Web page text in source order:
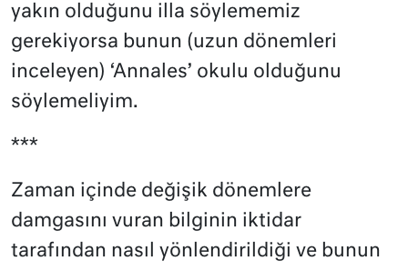
yakın olduğunu illa söylememiz
gerekiyorsa bunun (uzun dönemleri
inceleyen) ‘Annales’ okulu olduğunu
söylemeliyim.
***
Zaman içinde değişik dönemlere
damgasını vuran bilginin iktidar
tarafından nasıl yönlendirildiği ve bunun